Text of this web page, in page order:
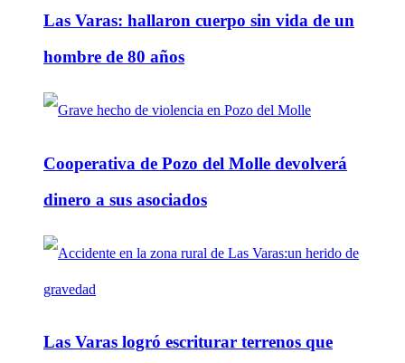
Las Varas: hallaron cuerpo sin vida de un
hombre de 80 años
Cooperativa de Pozo del Molle devolverá
dinero a sus asociados
Las Varas logró escriturar terrenos que